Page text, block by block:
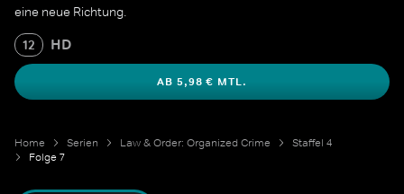
eine neue Richtung.
12 HD
AB 5,98 € MTL.
Home Serien Law & Order: Organized Crime
Staffel 4
Folge 7